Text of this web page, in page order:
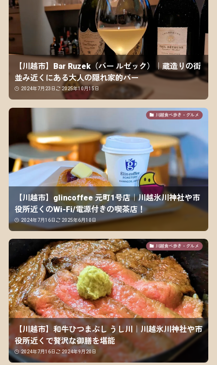
【川越市】Bar Ruzek（バー ルゼック）｜蔵造りの街
並み近くにある大人の隠れ家的バー
2024年7月23日 2025年10月15日
川越食べ歩き・グルメ
【川越市】glincoffee 元町1号店｜川越氷川神社や市
役所近くのWi-Fi/電源付きの喫茶店！
2024年7月16日 2025年6月10日
川越食べ歩き・グルメ
【川越市】和牛ひつまぶし うし川｜川越氷川神社や市
役所近くで贅沢な御膳を堪能
2024年7月16日 2024年9月20日